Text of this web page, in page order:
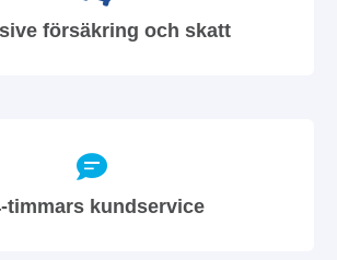
försäkring och skatt
timmars kundservice